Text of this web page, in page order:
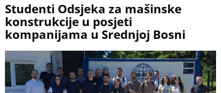
Studenti Odsjeka za mašinske
konstrukcije u posjeti
kompanijama u Srednjoj Bosni